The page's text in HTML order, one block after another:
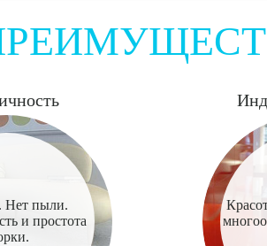
Нет пыли.
и простота